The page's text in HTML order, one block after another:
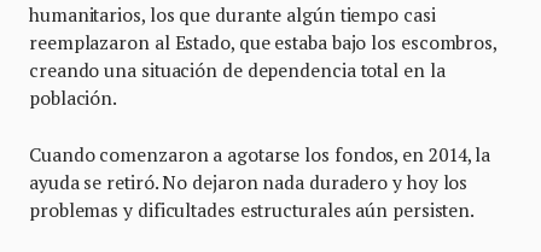
humanitarios, los que durante algún tiempo casi
reemplazaron al Estado, que estaba bajo los escombros,
creando una situación de dependencia total en la
población.
Cuando comenzaron a agotarse los fondos, en 2014, la
ayuda se retiró. No dejaron nada duradero y hoy los
problemas y dificultades estructurales aún persisten.